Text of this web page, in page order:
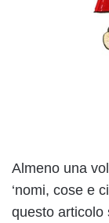
Almeno una
‘nomi, cose e
questo articolo